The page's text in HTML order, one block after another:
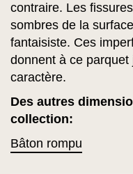
contraire. Les
sombres de la
fantaisiste. Ces
donnent à ce
caractère.
Des autres
collection:
Bâton rompu